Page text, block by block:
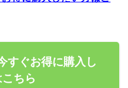
すぐお得に購入し
ちら